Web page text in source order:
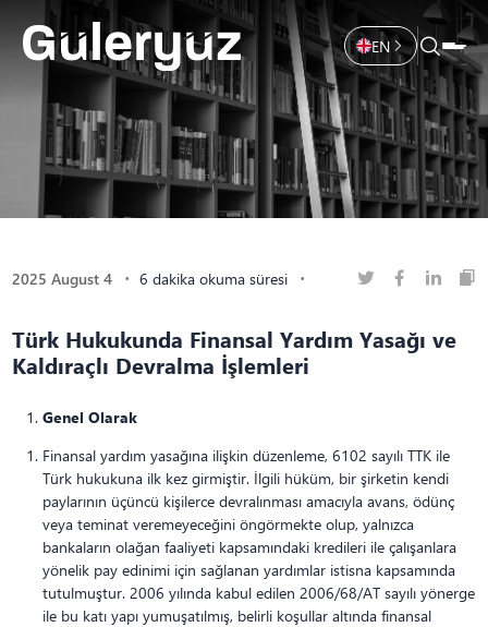
EN
2025 August 4 6 dakika okuma süresi
Türk Hukukunda Finansal Yardım Yasağı ve
Kaldıraçlı Devralma İşlemleri
Genel Olarak
Finansal yardım yasağına ilişkin düzenleme, 6102 sayılı TTK ile
Türk hukukuna ilk kez girmiştir. İlgili hüküm, bir şirketin kendi
paylarının üçüncü kişilerce devralınması amacıyla avans, ödünç
veya teminat veremeyeceğini öngörmekte olup, yalnızca
bankaların olağan faaliyeti kapsamındaki kredileri ile çalışanlara
yönelik pay edinimi için sağlanan yardımlar istisna kapsamında
tutulmuştur. 2006 yılında kabul edilen 2006/68/AT sayılı yönerge
ile bu katı yapı yumuşatılmış, belirli koşullar altında finansal